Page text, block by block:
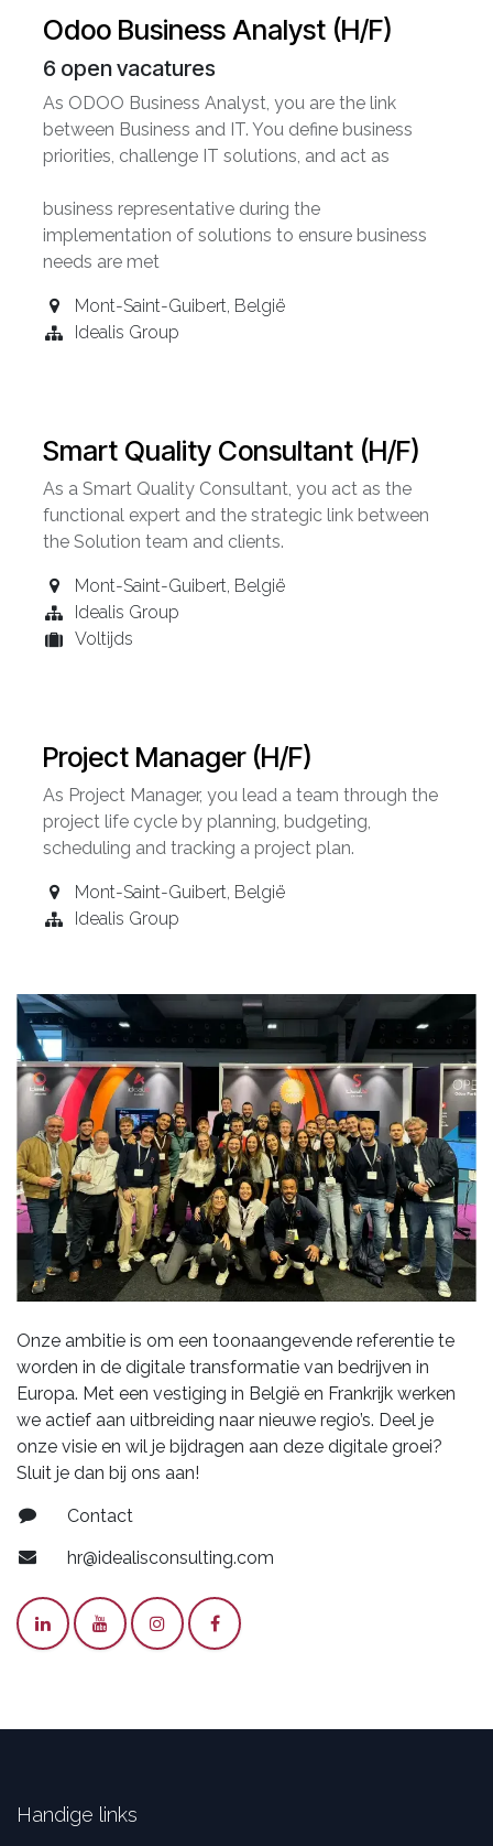
Odoo Business Analyst (H/F)
6 open vacatures
As ODOO Business Analyst, you are the link
between Business and IT. You define business
priorities, challenge IT solutions, and act as
business representative during the
implementation of solutions to ensure business
needs are met
Mont-Saint-Guibert, België
Idealis Group
Smart Quality Consultant (H/F)
As a Smart Quality Consultant, you act as the
functional expert and the strategic link between
the Solution team and clients.
Mont-Saint-Guibert, België
Idealis Group
Voltijds
Project Manager (H/F)
As Project Manager, you lead a team through the
project life cycle by planning, budgeting,
scheduling and tracking a project plan.
Mont-Saint-Guibert, België
Idealis Group
Onze ambitie is om een toonaangevende referentie te
worden in de digitale transformatie van bedrijven in
Europa. Met een vestiging in België en Frankrijk werken
we actief aan uitbreiding naar nieuwe regio’s. Deel je
onze visie en wil je bijdragen aan deze digitale groei?
Sluit je dan bij ons aan!
Contact
hr@idealisconsulting.com
Handige links